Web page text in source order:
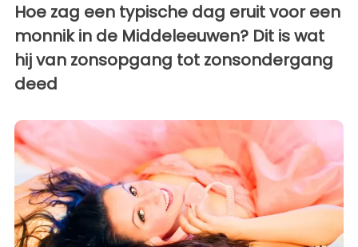
Hoe zag een typische dag eruit voor een
monnik in de Middeleeuwen? Dit is wat
hij van zonsopgang tot zonsondergang
deed